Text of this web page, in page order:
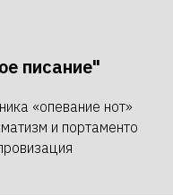
писание"
«опевание нот»
и портаменто